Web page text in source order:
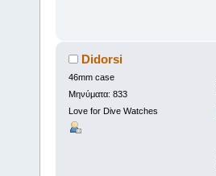
Didorsi
46mm case
Μηνύματα: 833
Love for Dive Watches